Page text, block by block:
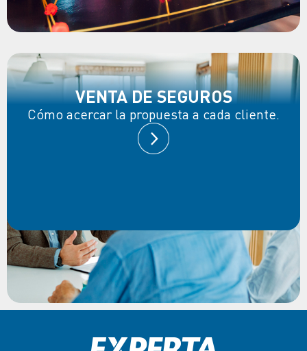
VENTA DE SEGUROS
Cómo acercar la propuesta a cada cliente.